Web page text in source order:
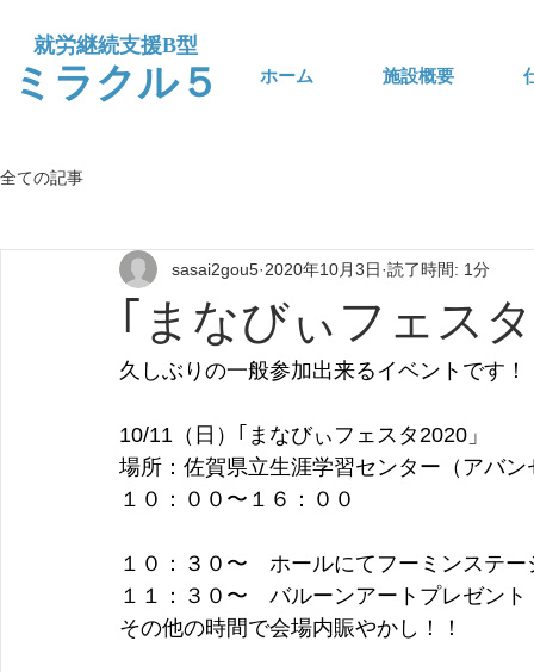
​就労継続支援B型
​ミラクル５ ホーム 施設概要
全ての記事
｢まなびぃフェス
sasai2gou5 2020年10月3日 読了時間: 1分
久しぶりの一般参加出来るイベントです！
10/11（日）｢まなびぃフェスタ2020」
場所：佐賀県立生涯学習センター（アバン
１０：００〜１６：００
１０：３０〜　ホールにてフーミンステー
１１：３０〜　バルーンアートプレゼント
その他の時間で会場内賑やかし！！